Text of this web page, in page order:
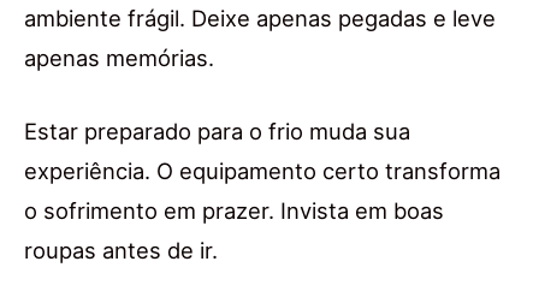
ambiente frágil. Deixe apenas pegadas e leve
apenas memórias.
Estar preparado para o frio muda sua
experiência. O equipamento certo transforma
o sofrimento em prazer. Invista em boas
roupas antes de ir.